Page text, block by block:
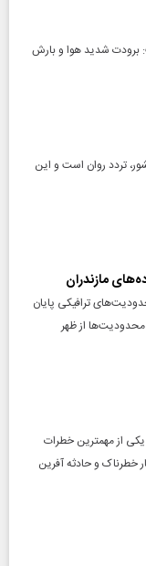
برودت شدید هوا و بارش
تردد روان است و این
مازندران
ترافیکی پایان
از ظهر
از مهمترین خطرات
خطرناک و حادثه آفرین